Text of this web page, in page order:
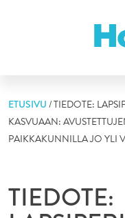
ETUSIVU /TIEDOTE:
KASVUAAN:
PAIKKAKUNNILLA JO YLI
TIEDOTE: